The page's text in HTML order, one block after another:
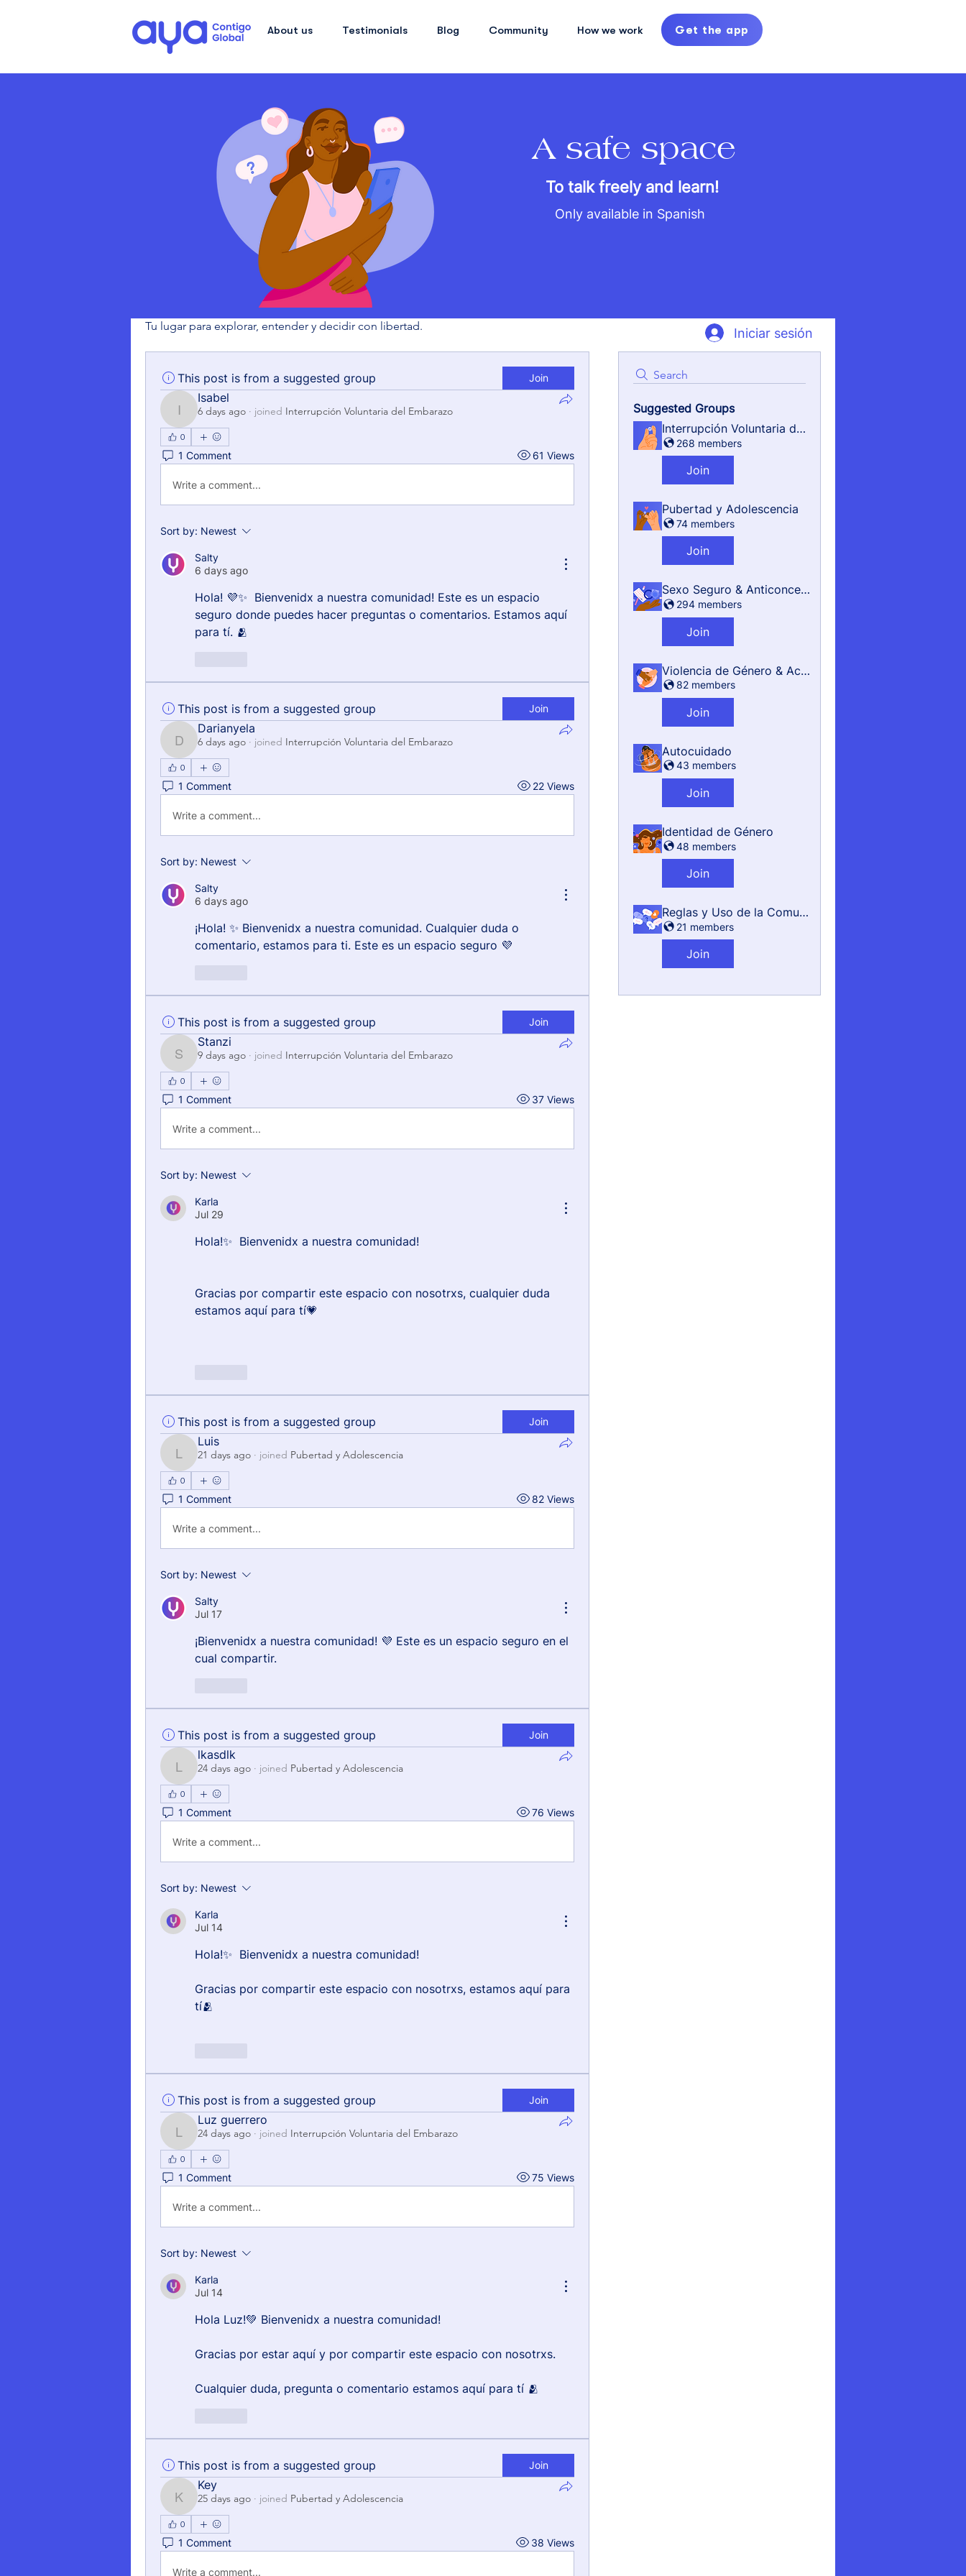
About us Testimonials Blog Community How we work Get the app
Only available in Spanish
A safe space
To talk freely and learn!
Tu lugar para explorar, entender y decidir con libertad.
Search
Suggested Groups
Interrupción Voluntaria del Embarazo
268 members
Join
Pubertad y Adolescencia
74 members
Join
Sexo Seguro & Anticonceptivos
294 members
Join
Violencia de Género & Acoso
82 members
Join
Autocuidado
43 members
Join
Identidad de Género
48 members
Join
Reglas y Uso de la Comunidad
21 members
Join
This post is from a suggested group Join
Isabel
Isabel
6 days ago · joined Interrupción Voluntaria del Embarazo
0
1 Comment 61 Views
Write a comment...
Sort by: Newest
Salty
6 days ago
Hola! 💜✨  Bienvenidx a nuestra comunidad! Este es un espacio
seguro donde puedes hacer preguntas o comentarios. Estamos aquí
para tí. 🫂
This post is from a suggested group Join
Darianyela
Darianyela
6 days ago · joined Interrupción Voluntaria del Embarazo
0
1 Comment 22 Views
Write a comment...
Sort by: Newest
Salty
6 days ago
¡Hola! ✨ Bienvenidx a nuestra comunidad. Cualquier duda o
comentario, estamos para ti. Este es un espacio seguro 💜
This post is from a suggested group Join
Stanzi
Stanzi
9 days ago · joined Interrupción Voluntaria del Embarazo
0
1 Comment 37 Views
Write a comment...
Sort by: Newest
Karla
Jul 29
Hola!✨  Bienvenidx a nuestra comunidad!
Gracias por compartir este espacio con nosotrxs, cualquier duda
estamos aquí para tí💗
This post is from a suggested group Join
Luis
Luis
21 days ago · joined Pubertad y Adolescencia
0
1 Comment 82 Views
Write a comment...
Sort by: Newest
Salty
Jul 17
¡Bienvenidx a nuestra comunidad! 💜 Este es un espacio seguro en el
cual compartir.
This post is from a suggested group Join
lkasdlk
lkasdlk
24 days ago · joined Pubertad y Adolescencia
0
1 Comment 76 Views
Write a comment...
Sort by: Newest
Karla
Jul 14
Hola!✨  Bienvenidx a nuestra comunidad!
Gracias por compartir este espacio con nosotrxs, estamos aquí para
tí🫂
This post is from a suggested group Join
Luz guerrero
Luz guerrero
24 days ago · joined Interrupción Voluntaria del Embarazo
0
1 Comment 75 Views
Write a comment...
Sort by: Newest
Karla
Jul 14
Hola Luz!💚 Bienvenidx a nuestra comunidad!
Gracias por estar aquí y por compartir este espacio con nosotrxs.
Cualquier duda, pregunta o comentario estamos aquí para tí 🫂
This post is from a suggested group Join
Key
Key
25 days ago · joined Pubertad y Adolescencia
0
1 Comment 38 Views
Write a comment...
Iniciar sesión